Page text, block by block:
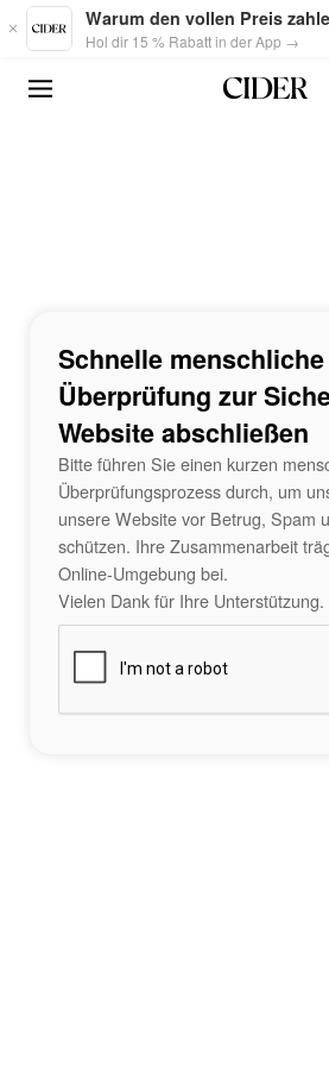
Skip to main content
Warum den vollen Preis
Hol dir 15 % Rabatt in der App →
Schnelle menschliche
Überprüfung zur
Website abschließen
Bitte führen Sie einen kurzen
Überprüfungsprozess durch, um
unsere Website vor Betrug, Spam
schützen. Ihre Zusammenarbeit
Online-Umgebung bei.
Vielen Dank für Ihre Unterstützung.